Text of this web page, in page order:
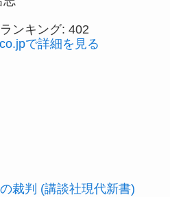
ンキング: 402
で詳細を見る
裁判 (講談社現代新書)